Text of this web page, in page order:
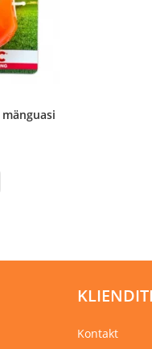
Sellel
on
tootelehel.
Kontakt